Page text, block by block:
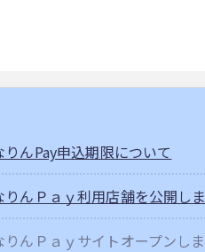
りんPay申込期限について
りんＰａｙ利用店舗を公開しま
りんＰａｙサイトオープンし